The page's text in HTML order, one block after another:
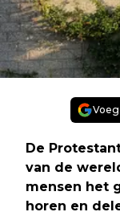
De
van de
mensen het
horen en